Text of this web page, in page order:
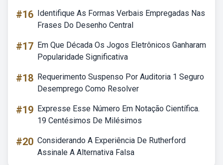
#16 Identifique As Formas Verbais Empregadas Nas
Frases Do Desenho Central
#17 Em Que Década Os Jogos Eletrônicos Ganharam
Popularidade Significativa
#18 Requerimento Suspenso Por Auditoria 1 Seguro
Desemprego Como Resolver
#19 Expresse Esse Número Em Notação Científica.
19 Centésimos De Milésimos
#20 Considerando A Experiência De Rutherford
Assinale A Alternativa Falsa